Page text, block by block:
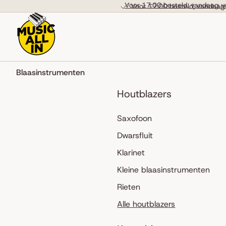
Voor 17:00 besteld,
Voor 17:00 besteld, vandaag
Blaasinstrumenten
Houtblazers
Saxofoon
Dwarsfluit
Klarinet
Kleine blaasinstrumenten
Rieten
Alle houtblazers